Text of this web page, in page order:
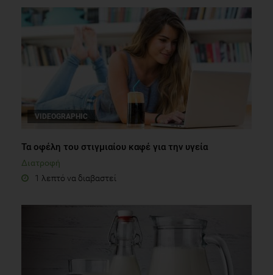
VIDEOGRAPHIC
Τα οφέλη του στιγμιαίου καφέ για την υγεία
Διατροφή
1 λεπτό να διαβαστεί